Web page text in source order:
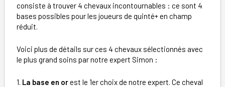
consiste à trouver 4 chevaux incontournables : ce sont 4
bases possibles pour les joueurs de quinté+ en champ
réduit.
Voici plus de détails sur ces 4 chevaux sélectionnés avec
le plus grand soins par notre expert Simon :
1. La base en orest le 1er choix de notre expert. Ce cheval